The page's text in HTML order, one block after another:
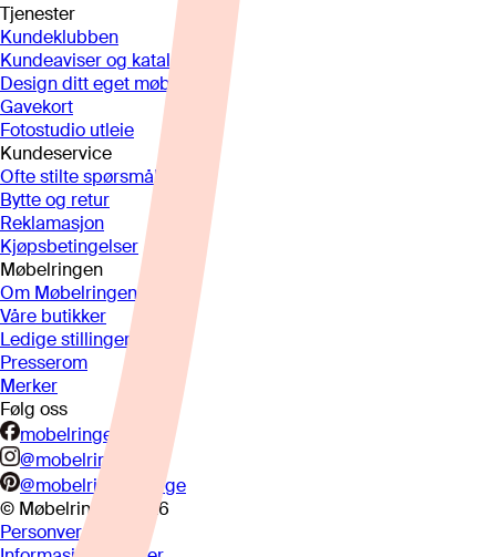
Tjenester
Kundeklubben
Kundeaviser og kataloger
Design ditt eget møbel
Gavekort
Fotostudio utleie
Kundeservice
Ofte stilte spørsmål
Bytte og retur
Reklamasjon
Kjøpsbetingelser
Møbelringen
Om Møbelringen
Våre butikker
Ledige stillinger
Presserom
Merker
Følg oss
mobelringen.no
@mobelringen
@mobelringennorge
© Møbelringen
2026
Personvern